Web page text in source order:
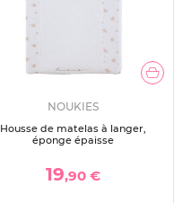
NOUKIES
Housse de matelas à langer,
éponge épaisse
19,90 €